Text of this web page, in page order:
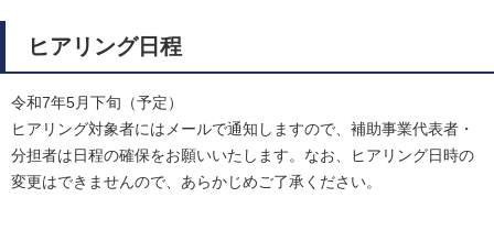
ヒアリング日程
令和7年5月下旬（予定）
ヒアリング対象者にはメールで通知しますので、補助事業代表者・
分担者は日程の確保をお願いいたします。なお、ヒアリング日時の
変更はできませんので、あらかじめご了承ください。